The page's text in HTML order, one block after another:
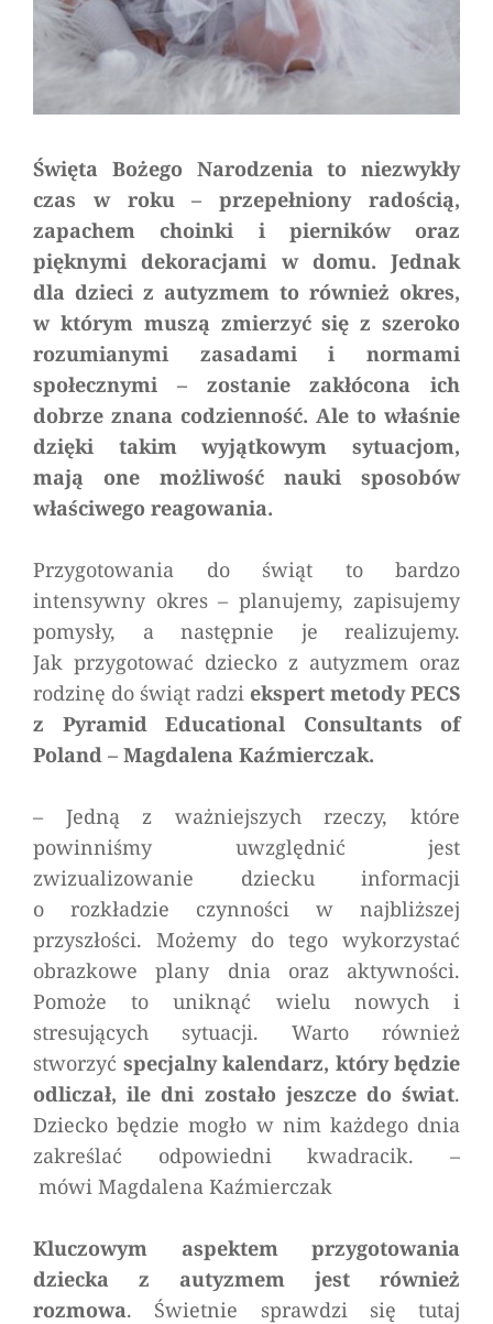
Święta Bożego Narodzenia to niezwykły
czas w roku – przepełniony radością,
zapachem choinki i pierników oraz
pięknymi dekoracjami w domu. Jednak
dla dzieci z autyzmem to również okres,
w którym muszą zmierzyć się z szeroko
rozumianymi zasadami i normami
społecznymi – zostanie zakłócona ich
dobrze znana codzienność. Ale to właśnie
dzięki takim wyjątkowym sytuacjom,
mają one możliwość nauki sposobów
właściwego reagowania.
Przygotowania do świąt to bardzo
intensywny okres – planujemy, zapisujemy
pomysły, a następnie je realizujemy.
Jak przygotować dziecko z autyzmem oraz
rodzinę do świąt radzi ekspert metody PECS
z Pyramid Educational Consultants of
Poland – Magdalena Kaźmierczak.
– Jedną z ważniejszych rzeczy, które
powinniśmy uwzględnić jest
zwizualizowanie dziecku informacji
o rozkładzie czynności w najbliższej
przyszłości. Możemy do tego wykorzystać
obrazkowe plany dnia oraz aktywności.
Pomoże to uniknąć wielu nowych i
stresujących sytuacji. Warto również
stworzyć specjalny kalendarz, który będzie
odliczał, ile dni zostało jeszcze do świat.
Dziecko będzie mogło w nim każdego dnia
zakreślać odpowiedni kwadracik. –
mówi Magdalena Kaźmierczak
Kluczowym aspektem przygotowania
dziecka z autyzmem jest również
rozmowa. Świetnie sprawdzi się tutaj